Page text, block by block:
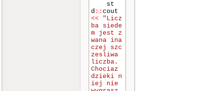
st
d :: cout
<<
"Licz
ba siede
m jest z
wana ina
czej szc
zesliwa
liczba.
Chociaz
dzieki n
iej nie